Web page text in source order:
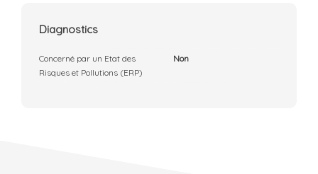
Diagnostics
Concerné par un Etat des
Risques et Pollutions (ERP)
Non